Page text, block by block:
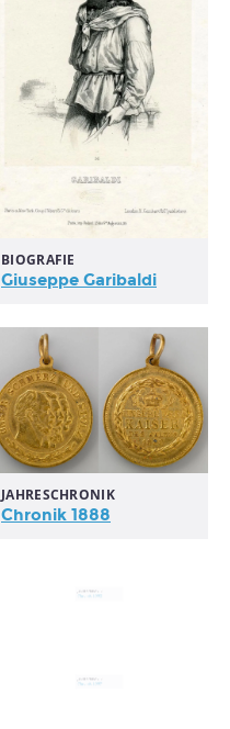
BIOGRAFIE
Giuseppe Garibaldi
JAHRESCHRONIK
Chronik 1888
Chronik 2002
Chronik 2007